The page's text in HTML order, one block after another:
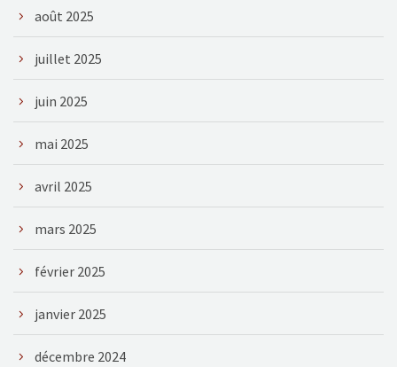
août 2025
juillet 2025
juin 2025
mai 2025
avril 2025
mars 2025
février 2025
janvier 2025
décembre 2024